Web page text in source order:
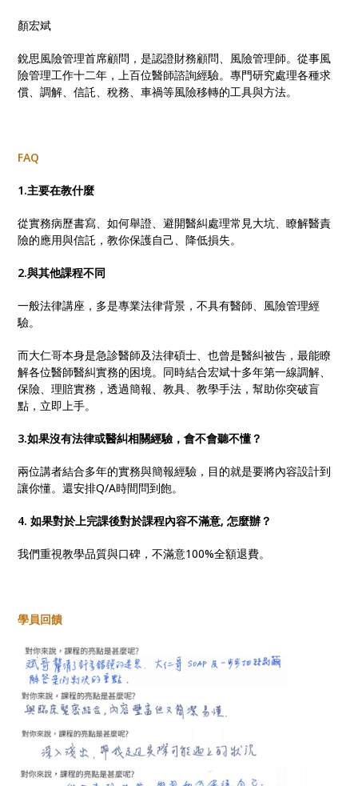
顏宏斌
銳思風險管理首席顧問，是認證財務顧問、風險管理師。從事風
險管理工作十二年，上百位醫師諮詢經驗。專門研究處理各種求
償、調解、信託、稅務、車禍等風險移轉的工具與方法。
FAQ
1.主要在教什麼
從實務病歷書寫、如何舉證、避開醫糾處理常見大坑、瞭解醫責
險的應用與信託，教你保護自己、降低損失。
2.與其他課程不同
一般法律講座，多是專業法律背景，不具有醫師、風險管理經
驗。
而大仁哥本身是急診醫師及法律碩士、也曾是醫糾被告，最能瞭
解各位醫師醫糾實務的困境。同時結合宏斌十多年第一線調解、
保險、理賠實務，透過簡報、教具、教學手法，幫助你突破盲
點，立即上手。
3.如果沒有法律或醫糾相關經驗，會不會聽不懂？
兩位講者結合多年的實務與簡報經驗，目的就是要將內容設計到
讓你懂。還安排Q/A時間問到飽。
4. 如果對於上完課後對於課程內容不滿意, 怎麼辦？
我們重視教學品質與口碑，不滿意100%全額退費。
學員回饋